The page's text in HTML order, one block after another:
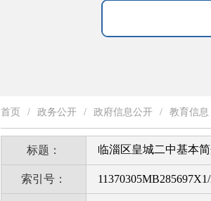
首页 / 政务公开 / 政府信息公开 / 教育信息
标题： 临淄区皇城二中基本
索引号：